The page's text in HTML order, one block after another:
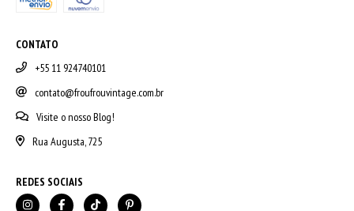
CONTATO
+55 11 924740101
contato@froufrouvintage.com.br
Visite o nosso Blog!
Rua Augusta, 725
REDES SOCIAIS